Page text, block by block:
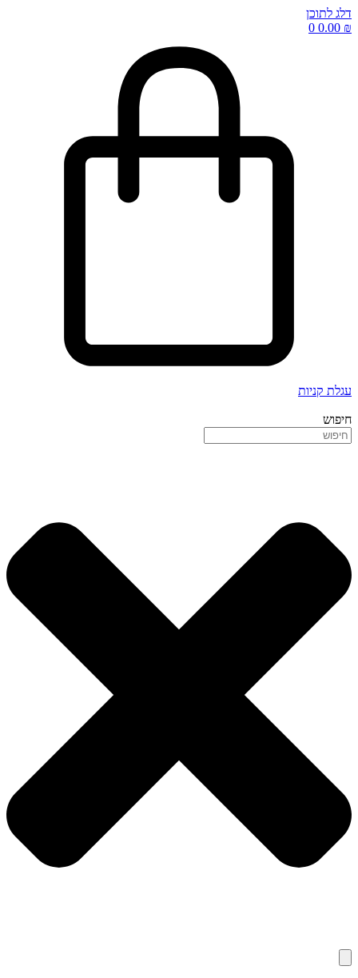
דלג לתוכן
0.00 ₪
0
עגלת קניות
חיפוש